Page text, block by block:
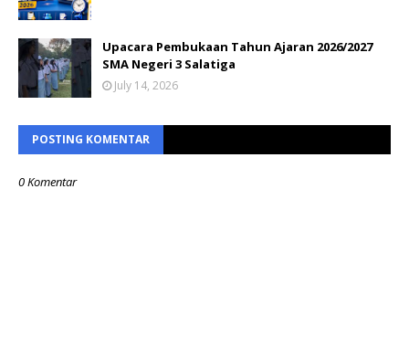
Upacara Pembukaan Tahun Ajaran 2026/2027
SMA Negeri 3 Salatiga
July 14, 2026
POSTING KOMENTAR
0 Komentar